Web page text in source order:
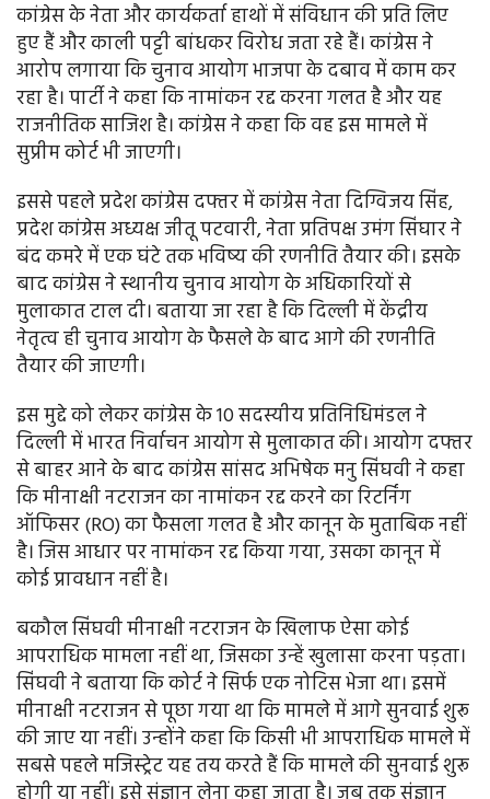
कांग्रेस के नेता और कार्यकर्ता हाथों में संविधान की प्रति लिए
हुए हैं और काली पट्टी बांधकर विरोध जता रहे हैं। कांग्रेस ने
आरोप लगाया कि चुनाव आयोग भाजपा के दबाव में काम कर
रहा है। पार्टी ने कहा कि नामांकन रद्द करना गलत है और यह
राजनीतिक साजिश है। कांग्रेस ने कहा कि वह इस मामले में
सुप्रीम कोर्ट भी जाएगी।
इससे पहले प्रदेश कांग्रेस दफ्तर में कांग्रेस नेता दिग्विजय सिंह,
प्रदेश कांग्रेस अध्यक्ष जीतू पटवारी, नेता प्रतिपक्ष उमंग सिंघार ने
बंद कमरे में एक घंटे तक भविष्य की रणनीति तैयार की। इसके
बाद कांग्रेस ने स्थानीय चुनाव आयोग के अधिकारियों से
मुलाकात टाल दी। बताया जा रहा है कि दिल्ली में केंद्रीय
नेतृत्व ही चुनाव आयोग के फैसले के बाद आगे की रणनीति
तैयार की जाएगी।
इस मुद्दे को लेकर कांग्रेस के 10 सदस्यीय प्रतिनिधिमंडल ने
दिल्ली में भारत निर्वाचन आयोग से मुलाकात की। आयोग दफ्तर
से बाहर आने के बाद कांग्रेस सांसद अभिषेक मनु सिंघवी ने कहा
कि मीनाक्षी नटराजन का नामांकन रद्द करने का रिटर्निंग
ऑफिसर (RO) का फैसला गलत है और कानून के मुताबिक नहीं
है। जिस आधार पर नामांकन रद्द किया गया, उसका कानून में
कोई प्रावधान नहीं है।
बकौल सिंघवी मीनाक्षी नटराजन के खिलाफ ऐसा कोई
आपराधिक मामला नहीं था, जिसका उन्हें खुलासा करना पड़ता।
सिंघवी ने बताया कि कोर्ट ने सिर्फ एक नोटिस भेजा था। इसमें
मीनाक्षी नटराजन से पूछा गया था कि मामले में आगे सुनवाई शुरू
की जाए या नहीं। उन्होंने कहा कि किसी भी आपराधिक मामले में
सबसे पहले मजिस्ट्रेट यह तय करते हैं कि मामले की सुनवाई शुरू